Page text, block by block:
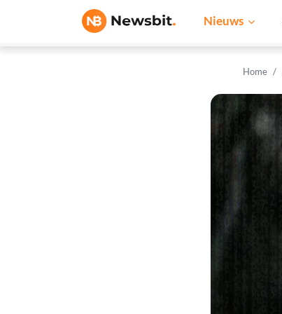
Nieuws
Home